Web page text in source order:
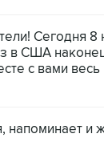
Сегодня 8
в США
с вами
напоминает и